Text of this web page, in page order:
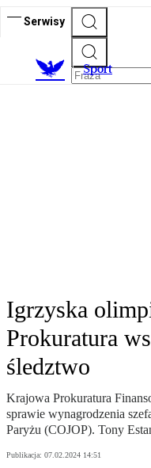
Serwisy
Sport
Igrzyska
Prokuratura
śledztwo
Krajowa Prokuratura
sprawie wynagrodzenia
Paryżu (COJOP). Tony
Publikacja: 07.02.2024 14:51